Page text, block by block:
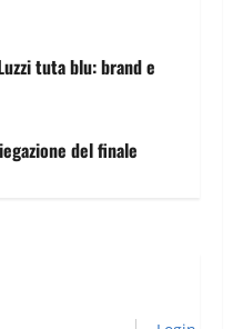
tuta blu: brand e
del finale